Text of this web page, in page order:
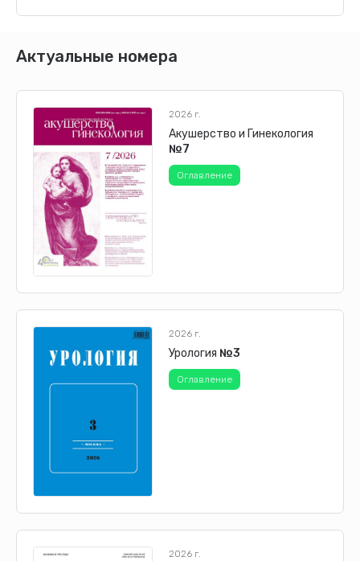
Актуальные номера
2026 г.
Акушерство и Гинекология
№7
Оглавление
2026 г.
Урология №3
Оглавление
2026 г.